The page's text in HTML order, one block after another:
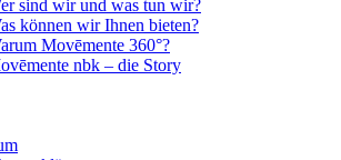
sind wir und was tun wir?
können wir Ihnen bieten?
Movēmente 360°?
nbk – die Story